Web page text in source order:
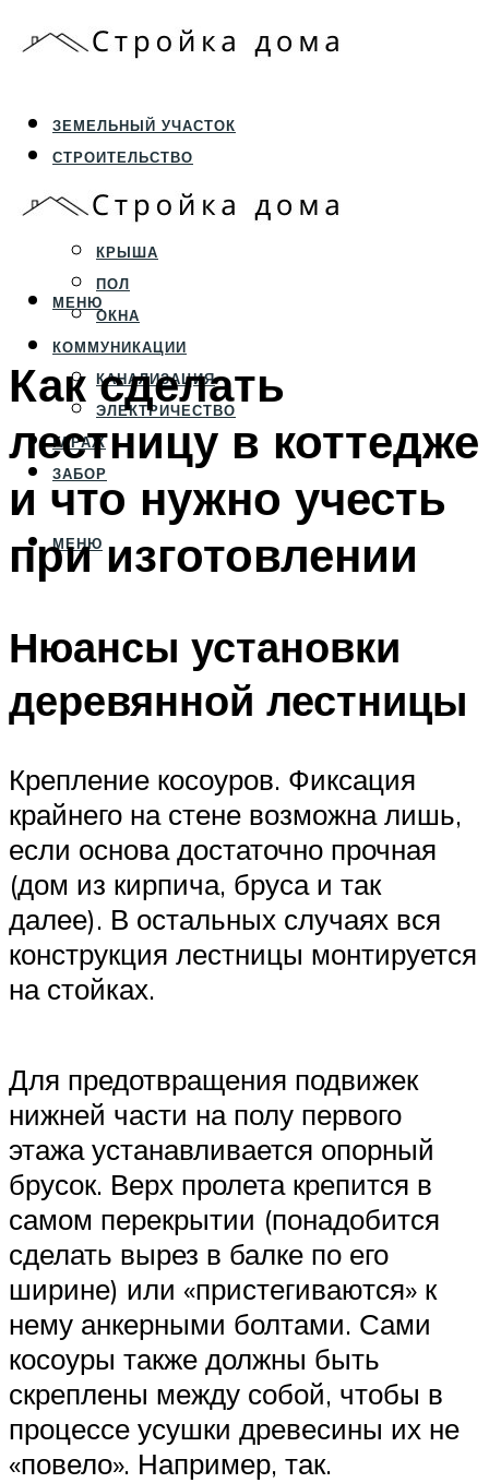
ЗЕМЕЛЬНЫЙ УЧАСТОК
СТРОИТЕЛЬСТВО
ФУНДАМЕНТ И ЦОКОЛЬ
ПЕРЕКРЫТИЯ И СТЕНЫ
КРЫША
ПОЛ
ОКНА
КОММУНИКАЦИИ
КАНАЛИЗАЦИЯ
ЭЛЕКТРИЧЕСТВО
ГАРАЖ
ЗАБОР
МЕНЮ
МЕНЮ
Как сделать
лестницу в коттедже
и что нужно учесть
при изготовлении
Нюансы установки
деревянной лестницы
Крепление косоуров. Фиксация
крайнего на стене возможна лишь,
если основа достаточно прочная
(дом из кирпича, бруса и так
далее). В остальных случаях вся
конструкция лестницы монтируется
на стойках.
Для предотвращения подвижек
нижней части на полу первого
этажа устанавливается опорный
брусок. Верх пролета крепится в
самом перекрытии (понадобится
сделать вырез в балке по его
ширине) или «пристегиваются» к
нему анкерными болтами. Сами
косоуры также должны быть
скреплены между собой, чтобы в
процессе усушки древесины их не
«повело». Например, так.